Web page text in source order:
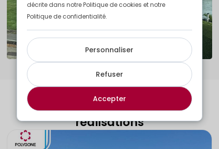
Découvrez d'autres de nos
réalisations
décrite dans notre Politique de cookies et notre
Politique de confidentialité.
Accepter
Refuser
Personnaliser